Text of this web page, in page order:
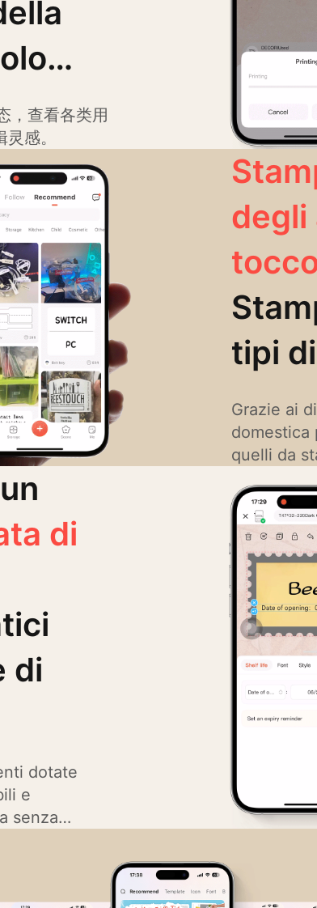
，查看各类用
感。
degli
tocco
clic
tipi
Grazie ai
domestica
quelli da
tocco,
di
di
dotate
e
senza